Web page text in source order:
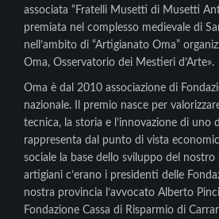
associata “Fratelli Musetti di Musetti
premiata nel complesso medievale di
nell’ambito di “Artigianato Oma”
Oma, Osservatorio dei Mestieri d’Arte».
Oma è dal 2010 associazione di
nazionale. Il premio nasce per
tecnica, la storia e l’innovazione di uno
rappresenta dal punto di vista
sociale la base dello sviluppo del nostro
artigiani c’erano i presidenti delle
nostra provincia l’avvocato Alberto
Fondazione Cassa di Risparmio di